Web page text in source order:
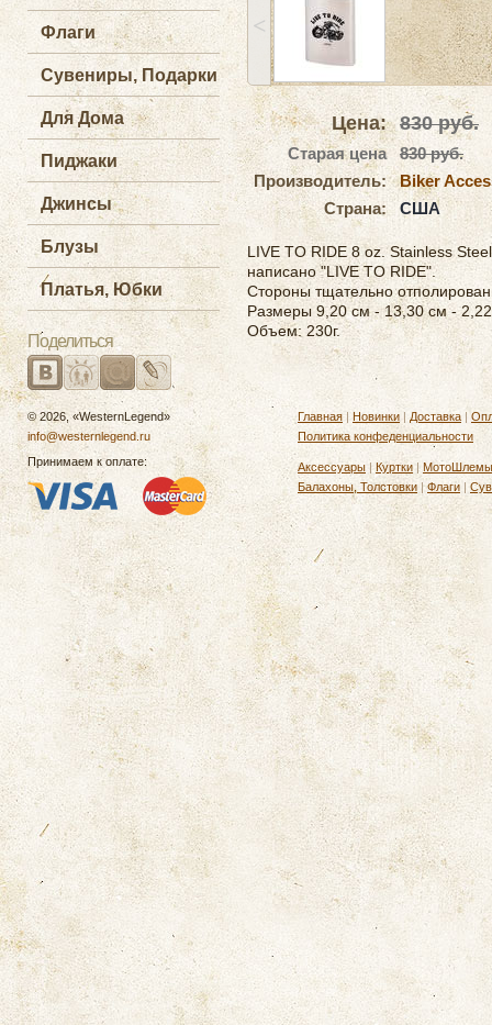
Флаги
Сувениры, Подарки
Для Дома
Пиджаки
Джинсы
Блузы
Платья, Юбки
Поделиться
˂
Цена: 830руб.
Старая цена
830 руб.
Производитель:
Biker
Страна:
США
LIVE TO RIDE 8 oz. Stainless
написано "LIVE TO RIDE".
Стороны тщательно
Размеры 9,20 см - 13,30 см -
Объем: 230г.
© 2026, «WesternLegend»
info@westernlegend.ru
Принимаем к оплате:
Главная | Новинки | Доставка |
Политика конфеденциальности
Аксессуары | Куртки | МотоШлемы
Балахоны, Толстовки |Флаги |